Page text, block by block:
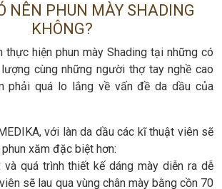
NÊN PHUN MÀY SHADING
KHÔNG?
thực hiện phun mày Shading tại những có
cùng những người thợ tay nghề cao
phải quá lo lắng về vấn đề da dầu của
với làn da dầu các kĩ thuật viên sẽ
xăm đặc biệt hơn:
quá trình thiết kế dáng mày diễn ra dễ
sẽ lau qua vùng chân mày bằng cồn 70